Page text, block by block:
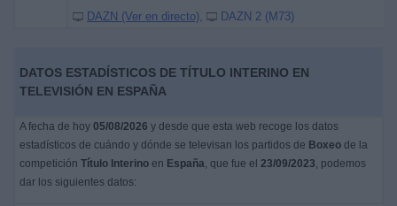
DAZN (Ver en directo) DAZN 2 (M73)
DATOS ESTADÍSTICOS DE TÍTULO INTERINO EN
TELEVISIÓN EN ESPAÑA
A fecha de hoy 05/08/2026 y desde que esta web recoge los datos
estadísticos de cuándo y dónde se televisan los partidos de Boxeo de la
competición Título Interino en España, que fue el 23/09/2023, podemos
dar los siguientes datos: